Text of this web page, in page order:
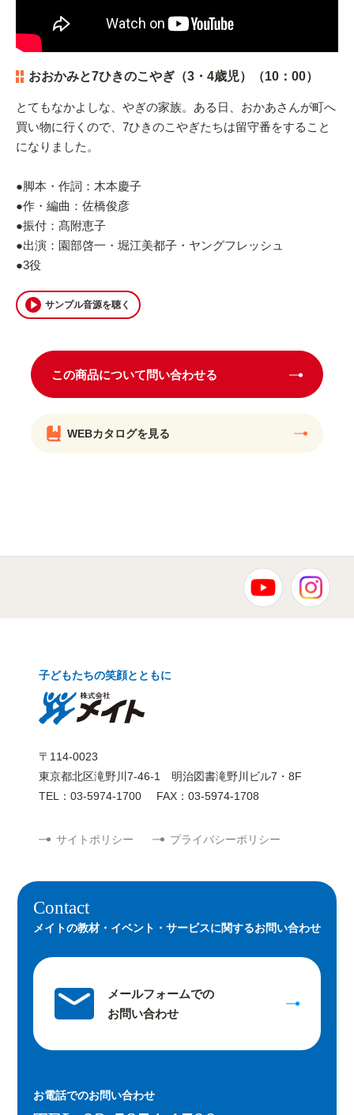
おおかみと7ひきのこやぎ（3・4歳児）（10：00）
とてもなかよしな、やぎの家族。ある日、おかあさんが町へ
買い物に行くので、7ひきのこやぎたちは留守番をすること
になりました。
●脚本・作詞：木本慶子
●作・編曲：佐橋俊彦
●振付：髙附恵子
●出演：園部啓一・堀江美都子・ヤングフレッシュ
●3役
サンプル音源を聴く
この商品について問い合わせる
WEBカタログを見る
子どもたちの笑顔とともに
〒114-0023
東京都北区滝野川7-46-1 明治図書滝野川ビル7・8F
TEL：03-5974-1700
FAX：03-5974-1708
サイトポリシー プライバシーポリシー
Contact
メイトの教材・イベント・サービスに関するお問い合わせ
メールフォームでの
お問い合わせ
お電話でのお問い合わせ